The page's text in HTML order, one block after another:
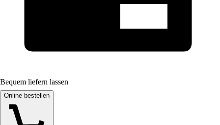
Bequem liefern lassen
Online bestellen